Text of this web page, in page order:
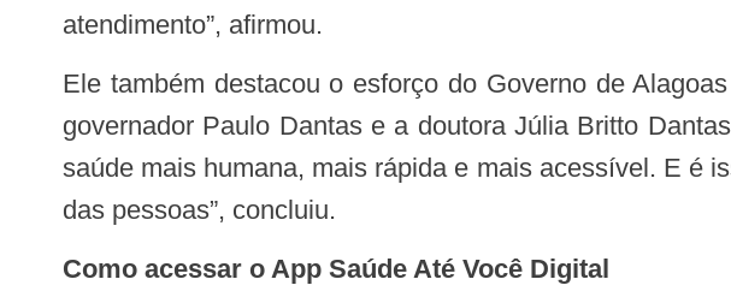
atendimento”, afirmou.
Ele também destacou o esforço do Governo de Alagoas em ampliar os serviços de saúde em todas as regiões do Estado. “O
governador Paulo Dantas e a doutora Júlia Britto
saúde mais humana, mais rápida e mais acessível. E é
das pessoas”, concluiu.
Como acessar o App Saúde Até Você Digital